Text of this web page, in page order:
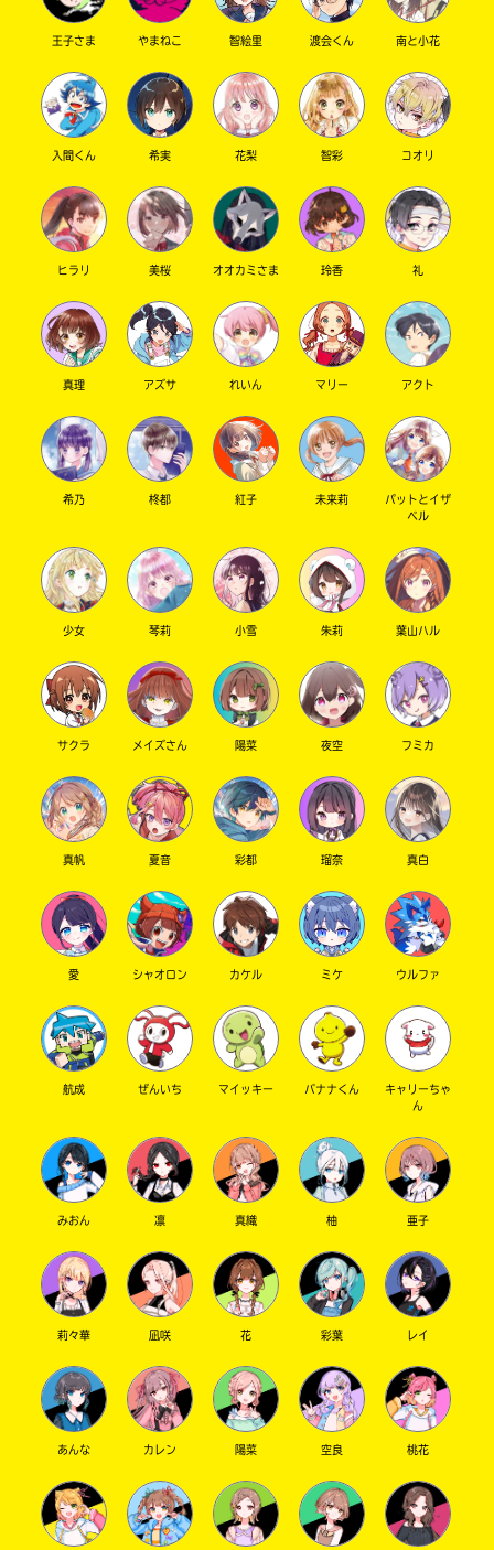
キーワードから探す
オフィシャルアカウント
SNSでシェアする
王子さま やまねこ 智絵里 渡会くん 南と小花
入間くん 希実 花梨 智彩 コオリ
ヒラリ 美桜 オオカミさま 玲香 礼
真理 アズサ れいん マリー アクト
希乃 柊都 紅子 未来莉
パットとイザ
ベル
少女 琴莉 小雪 朱莉 葉山ハル
サクラ メイズさん 陽菜 夜空 フミカ
真帆 夏音 彩都 瑠奈 真白
愛 シャオロン カケル ミケ ウルファ
航成 ぜんいち マイッキー バナナくん
キャリーちゃ
ん
みおん 凛 真織 柚 亜子
莉々華 凪咲 花 彩葉 レイ
あんな カレン 陽菜 空良 桃花